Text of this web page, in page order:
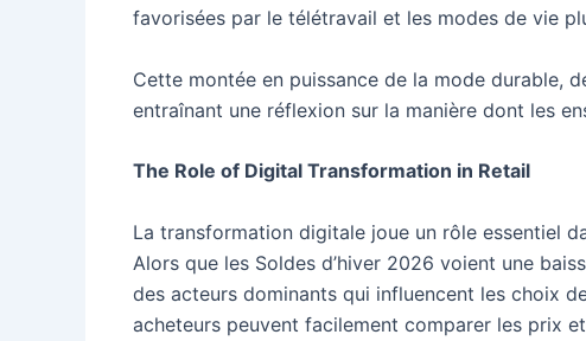
favorisées par le télétravail et les modes de vie
Cette montée en puissance de la mode durable,
entraînant une réflexion sur la manière dont les
The Role of Digital Transformation in Retail
La transformation digitale joue un rôle essentiel
Alors que les Soldes d’hiver 2026 voient une
des acteurs dominants qui influencent les choix
acheteurs peuvent facilement comparer les prix